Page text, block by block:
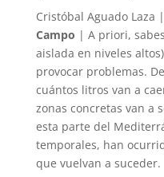
Cristóbal Aguado Laza
Campo | A priori,
aislada en niveles
provocar problemas.
cuántos litros van a
zonas concretas van a
esta parte del
temporales, han
que vuelvan a suceder.